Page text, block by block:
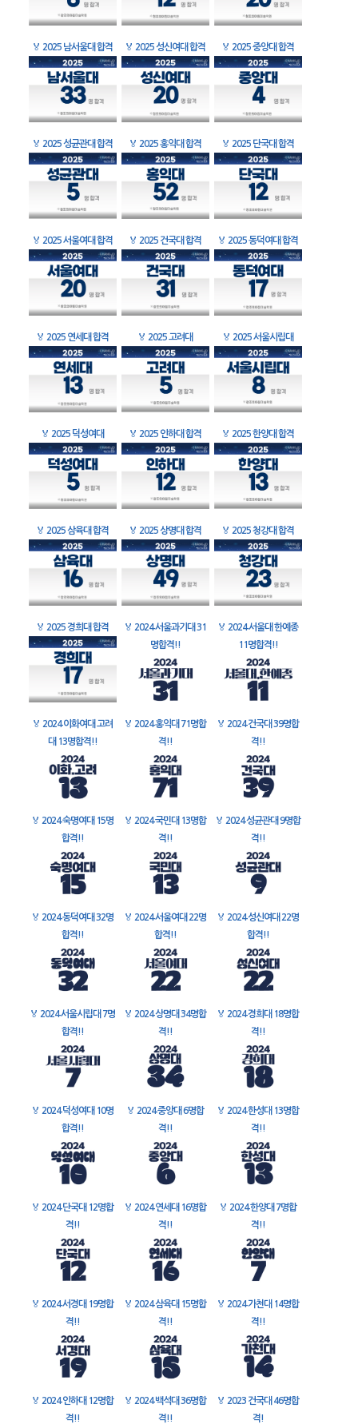
🏅 2025 남서울대 합격 🏅 2025 성신여대 합격 🏅 2025 중앙대 합격
🏅 2025 성균관대 합격 🏅 2025 홍익대 합격 🏅 2025 단국대 합격
🏅 2025 서울여대 합격 🏅 2025 건국대 합격 🏅 2025 동덕여대 합격
🏅 2025 연세대 합격 🏅 2025 고려대 🏅 2025 서울시립대
🏅 2025 덕성여대 🏅 2025 인하대 합격 🏅 2025 한양대 합격
🏅 2025 삼육대 합격 🏅 2025 상명대 합격 🏅 2025 청강대 합격
🏅 2025 경희대 합격 🏅 2024 서울과기대 31
명합격!!
🏅 2024 서울대 한예종
11명합격!!
🏅 2024 이화여대 고려
대 13명합격!!
🏅 2024 홍익대 71명합
격!!
🏅 2024 건국대 39명합
격!!
🏅 2024 숙명여대 15명
합격!!
🏅 2024 국민대 13명합
격!!
🏅 2024 성균관대 9명합
격!!
🏅 2024 동덕여대 32명
합격!!
🏅 2024 서울여대 22명
합격!!
🏅 2024 성신여대 22명
합격!!
🏅 2024 서울시립대 7명
합격!!
🏅 2024 상명대 34명합
격!!
🏅 2024 경희대 18명합
격!!
🏅 2024 덕성여대 10명
합격!!
🏅 2024 중앙대 6명합
격!!
🏅 2024 한성대 13명합
격!!
🏅 2024 단국대 12명합
격!!
🏅 2024 연세대 16명합
격!!
🏅 2024 한양대 7명합
격!!
🏅 2024 서경대 19명합
격!!
🏅 2024 삼육대 15명합
격!!
🏅 2024 가천대 14명합
격!!
🏅 2024 인하대 12명합
격!!
🏅 2024 백석대 36명합
격!!
🏅 2023 건국대 46명합
격!